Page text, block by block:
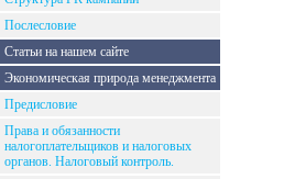
Послесловие
Статьи на нашем сайте
Экономическая природа менеджмента
Предисловие
Права и обязанности
налогоплательщиков и налоговых
органов. Налоговый контроль.